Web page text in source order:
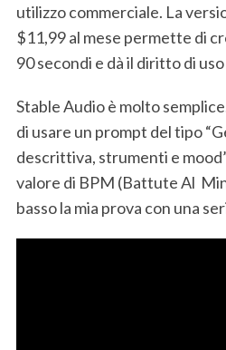
utilizzo commerciale. La
$11,99 al mese permette di
90 secondi e dà il diritto di
Stable Audio è molto
di usare un prompt del tipo
descrittiva, strumenti e
valore di BPM (Battute Al
basso la mia prova con una